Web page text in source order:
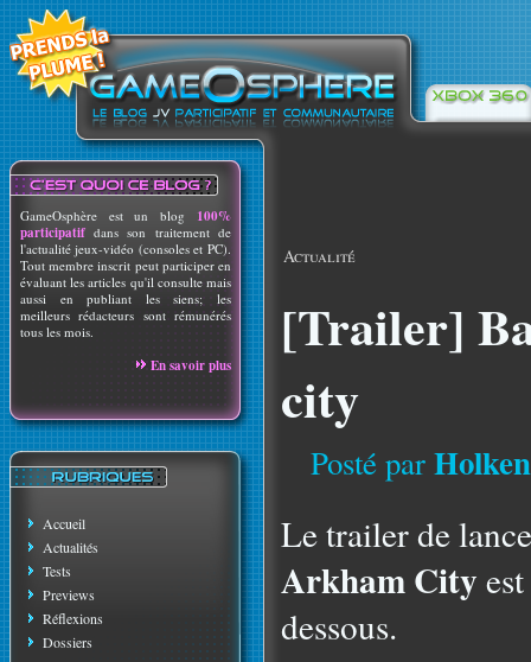
GameOsphère est un blog 100%
participatif dans son traitement de
l'actualité jeux-vidéo (consoles et PC).
Tout membre inscrit peut participer en
évaluant les articles qu'il consulte mais
aussi en publiant les siens; les
meilleurs rédacteurs sont rémunérés
tous les mois.
En savoir plus
Accueil
Actualités
Tests
Previews
Réflexions
Dossiers
Actualité
[Trailer]
city
Posté parHolken
Le trailer de
Arkham City
dessous.